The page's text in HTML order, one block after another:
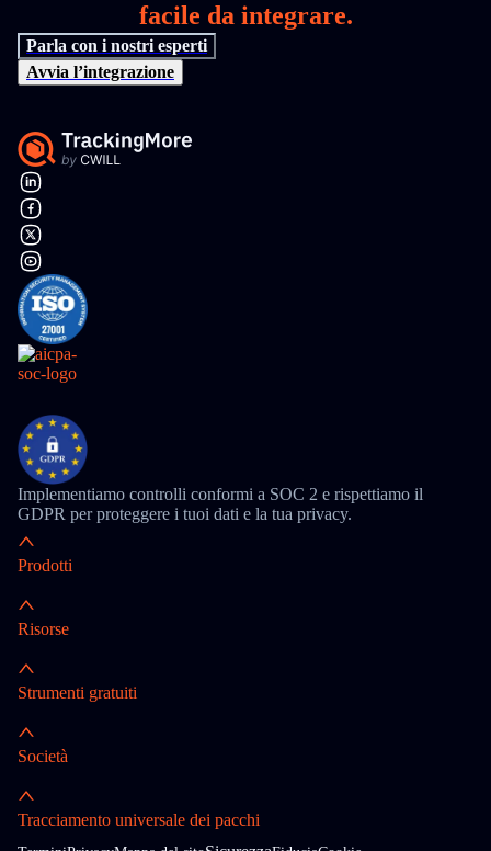
facile da integrare.
Parla con i nostri esperti
Avvia l’integrazione
Implementiamo controlli conformi a SOC 2 e rispettiamo il
GDPR per proteggere i tuoi dati e la tua privacy.
Prodotti
Risorse
Strumenti gratuiti
Società
Tracciamento universale dei pacchi